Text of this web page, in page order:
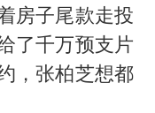
房子尾款走投
了千万预支片
，张柏芝想都